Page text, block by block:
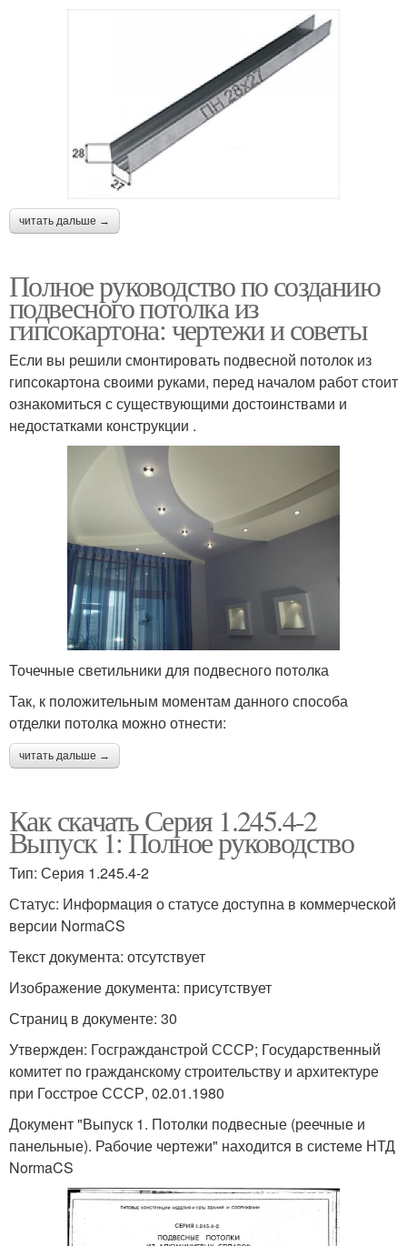
читать дальше →
Полное руководство по созданию
подвесного потолка из
гипсокартона: чертежи и советы
Если вы решили смонтировать подвесной потолок из
гипсокартона своими руками, перед началом работ стоит
ознакомиться с существующими достоинствами и
недостатками конструкции .
Точечные светильники для подвесного потолка
Так, к положительным моментам данного способа
отделки потолка можно отнести:
читать дальше →
Как скачать Серия 1.245.4-2
Выпуск 1: Полное руководство
Тип: Серия 1.245.4-2
Статус: Информация о статусе доступна в коммерческой
версии NormaCS
Текст документа: отсутствует
Изображение документа: присутствует
Страниц в документе: 30
Утвержден: Госгражданстрой СССР; Государственный
комитет по гражданскому строительству и архитектуре
при Госстрое СССР, 02.01.1980
Документ "Выпуск 1. Потолки подвесные (реечные и
панельные). Рабочие чертежи" находится в системе НТД
NormaCS